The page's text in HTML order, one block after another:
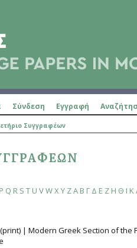
Σύνδεση Εγγραφή
Συγγραφέων
P Q R S T U VWXY ZΑ Β Γ Δ Ε Ζ Η Θ Ι Κ
(print) | Modern Greek Section of the